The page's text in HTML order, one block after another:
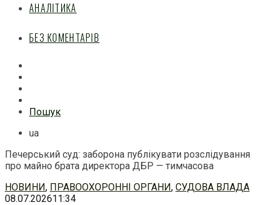
АНАЛІТИКА
БЕЗ КОМЕНТАРІВ
Пошук
ua
Печерський суд: заборона публікувати розслідування
про майно брата директора ДБР — тимчасова
Перейти
до
НОВИНИ, ПРАВООХОРОННІ ОРГАНИ, СУДОВА ВЛАДА
08.07.202611:34